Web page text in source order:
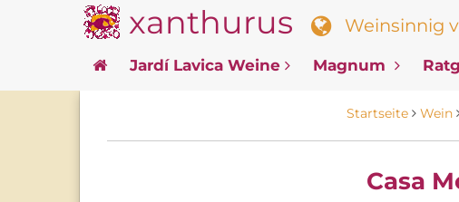
xanthurus Weinsinnig
Jardí Lavica Weine Magnum
Startseite Wein
Casa